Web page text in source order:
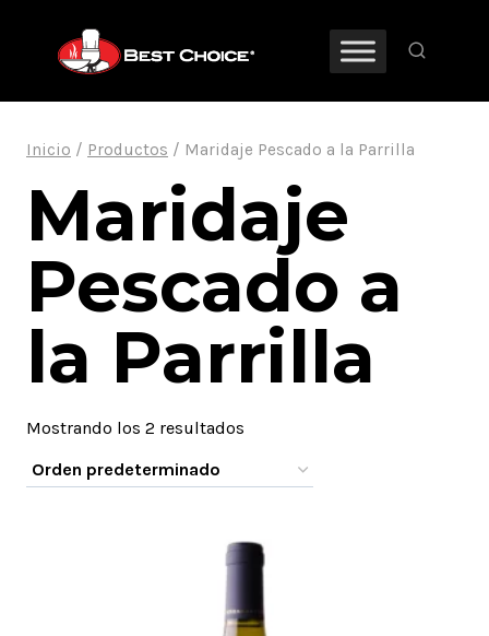
contenido
Inicio / Productos / Maridaje Pescado a la Parrilla
Maridaje
Pescado a
la Parrilla
Mostrando los 2 resultados